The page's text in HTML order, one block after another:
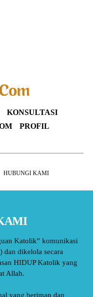
KONSULTASI
PROFIL
HUBUNGI KAMI
Katolik” komunikasi
dikelola secara
HIDUP Katolik yang
Allah.
yang beriman dan